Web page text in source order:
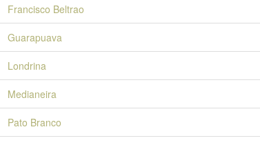
Francisco Beltrao
Guarapuava
Londrina
Medianeira
Pato Branco